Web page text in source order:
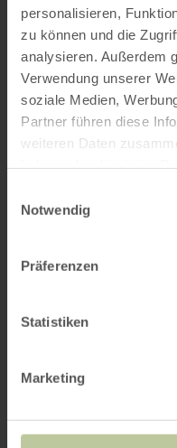
personalisieren,
zu können und die
analysieren. Außerdem
Verwendung unserer
soziale Medien,
Partner führen diese
weiteren Daten
Notwendig
Präferenzen
Statistiken
Marketing